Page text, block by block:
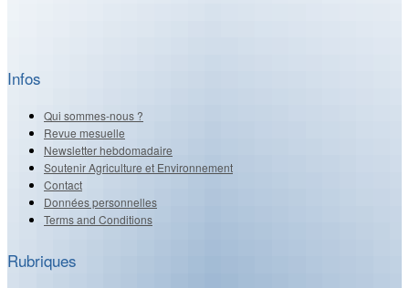
Infos
Qui sommes-nous ?
Revue mesuelle
Newsletter hebdomadaire
Soutenir Agriculture et Environnement
Contact
Données personnelles
Terms and Conditions
Rubriques